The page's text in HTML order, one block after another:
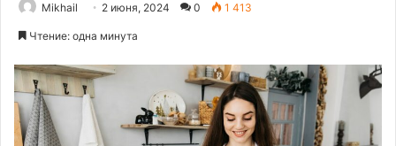
Mikhail 2 июня, 2024 0 1 413
Чтение: одна минута